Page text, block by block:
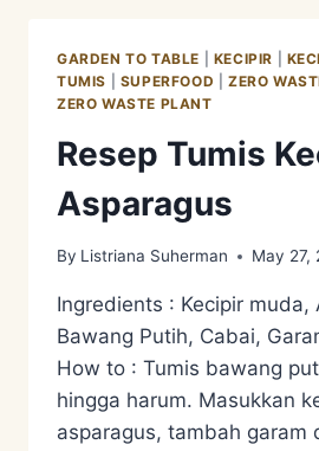
GARDEN TO TABLE KECIPIR
TUMIS
SUPERFOOD ZERO
ZERO WASTE PLANT
Resep Tumis
Asparagus
By Listriana Suherman May 27,
Ingredients : Kecipir muda,
Bawang Putih, Cabai,
How to : Tumis bawang
hingga harum. Masukkan
asparagus, tambah garam